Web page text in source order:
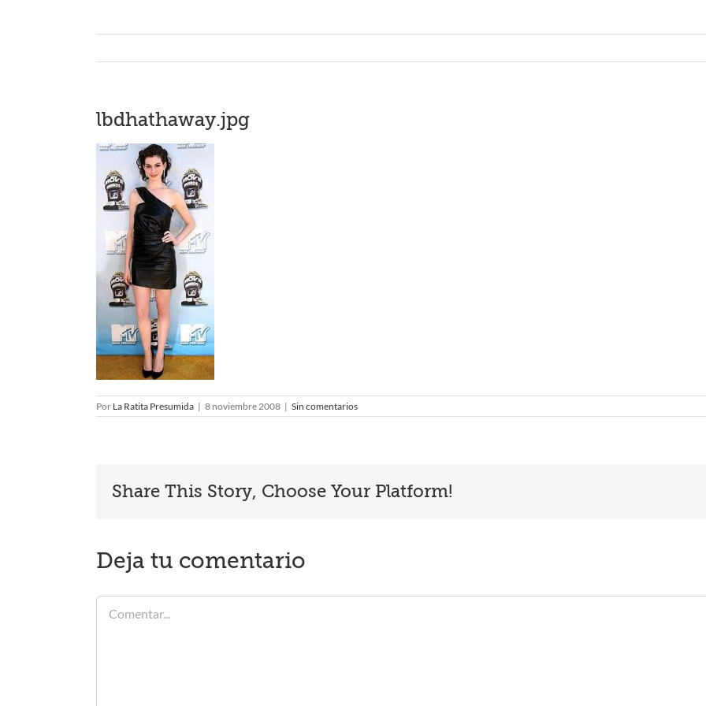
lbdhathaway.jpg
Por La Ratita Presumida | 8 noviembre 2008 | Sin comentarios
Share This Story, Choose Your Platform!
Deja tu comentario
Comentar